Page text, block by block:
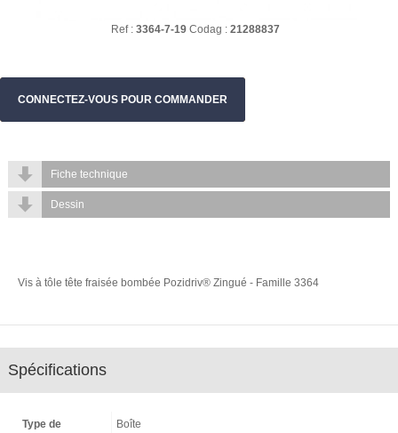
Ref : 3364-7-19 Codag : 21288837
CONNECTEZ-VOUS POUR COMMANDER
Fiche technique
Dessin
Vis à tôle tête fraisée bombée Pozidriv® Zingué - Famille 3364
Spécifications
Type de
Boîte